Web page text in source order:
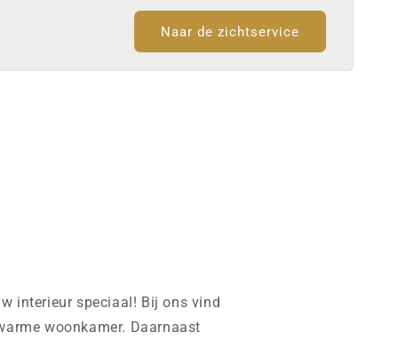
Naar de zichtservice
interieur speciaal! Bij ons vind
woonkamer. Daarnaast